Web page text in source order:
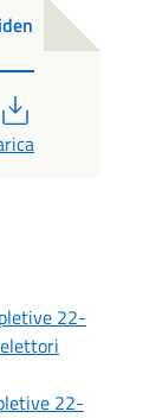
22-
22-